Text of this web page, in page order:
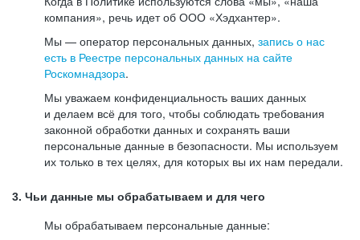
компания», речь идет об ООО «Хэдхантер».
Мы — оператор персональных данных, запись о нас
есть в Реестре персональных данных на сайте
Роскомнадзора.
Мы уважаем конфиденциальность ваших данных
и делаем всё для того, чтобы соблюдать требования
законной обработки данных и сохранять ваши
персональные данные в безопасности. Мы используем
их только в тех целях, для которых вы их нам передали.
3. Чьи данные мы обрабатываем и для чего
Мы обрабатываем персональные данные: